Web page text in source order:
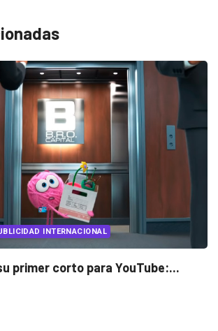
INTERNACIONAL
primer corto para YouTube:...